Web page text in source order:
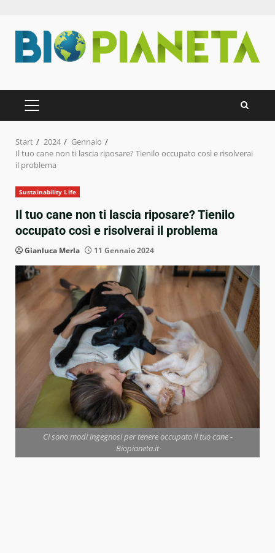
Inhalt
springen
PRIMÄRES
MENÜ
Start 2024
Gennaio
Il tuo cane non ti lascia riposare? Tienilo occupato così e risolverai
il problema
Sustainability Life
Il tuo cane non ti lascia riposare? Tienilo
occupato così e risolverai il problema
Gianluca Merla 11 Gennaio 2024
Ci sono modi ingegnosi per tenere occupato il tuo cane -
Biopianeta.it